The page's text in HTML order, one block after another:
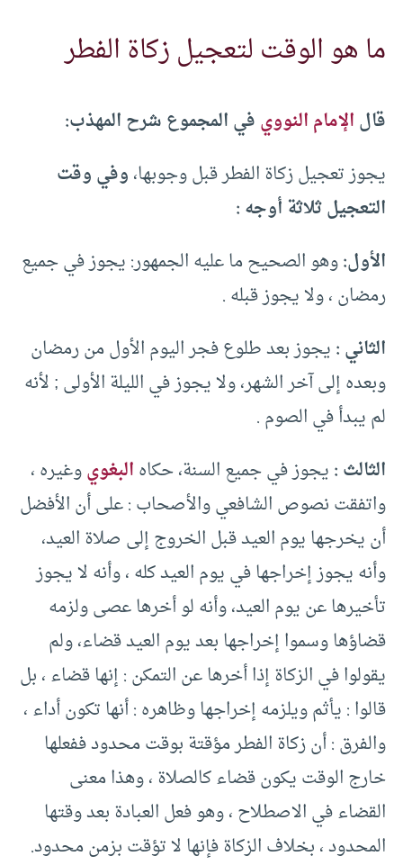
ما هو الوقت لتعجيل زكاة الفطر
قالالإمام النوويفي المجموع شرح المهذب:
يجوز تعجيل زكاة الفطر قبل وجوبها،وفي وقت
التعجيل ثلاثة أوجه :
الأول:وهو الصحيح ما عليه الجمهور: يجوز في جميع
رمضان ، ولا يجوز قبله .
الثاني :يجوز بعد طلوع فجر اليوم الأول من رمضان
وبعده إلى آخر الشهر، ولا يجوز في الليلة الأولى ; لأنه
لم يبدأ في الصوم .
الثالث :يجوز في جميع السنة، حكاهالبغويوغيره ،
واتفقت نصوص الشافعي والأصحاب : على أن الأفضل
أن يخرجها يوم العيد قبل الخروج إلى صلاة العيد،
وأنه يجوز إخراجها في يوم العيد كله ، وأنه لا يجوز
تأخيرها عن يوم العيد، وأنه لو أخرها عصى ولزمه
قضاؤها وسموا إخراجها بعد يوم العيد قضاء، ولم
يقولوا في الزكاة إذا أخرها عن التمكن : إنها قضاء ، بل
قالوا : يأثم ويلزمه إخراجها وظاهره : أنها تكون أداء ،
والفرق : أن زكاة الفطر مؤقتة بوقت محدود ففعلها
خارج الوقت يكون قضاء كالصلاة ، وهذا معنى
القضاء في الاصطلاح ، وهو فعل العبادة بعد وقتها
المحدود ، بخلاف الزكاة فإنها لا تؤقت بزمن محدود.